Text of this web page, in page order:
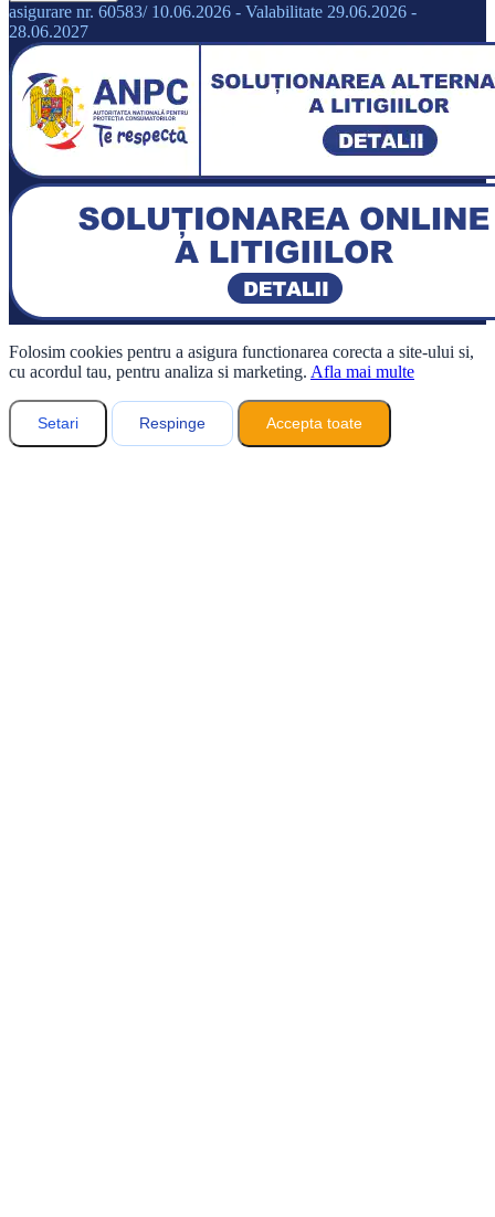
asigurare nr. 60583/ 10.06.2026 - Valabilitate 29.06.2026 -
28.06.2027
Folosim cookies pentru a asigura functionarea corecta a site-ului si,
cu acordul tau, pentru analiza si marketing. Afla mai multe
Setari Respinge Accepta toate